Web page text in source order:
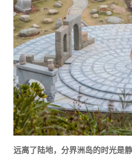
远离了陆地，分界洲岛的时光是